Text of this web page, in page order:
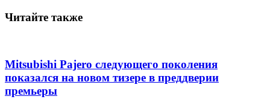
Читайте также
Mitsubishi Pajero следующего поколения
показался на новом тизере в преддверии
премьеры